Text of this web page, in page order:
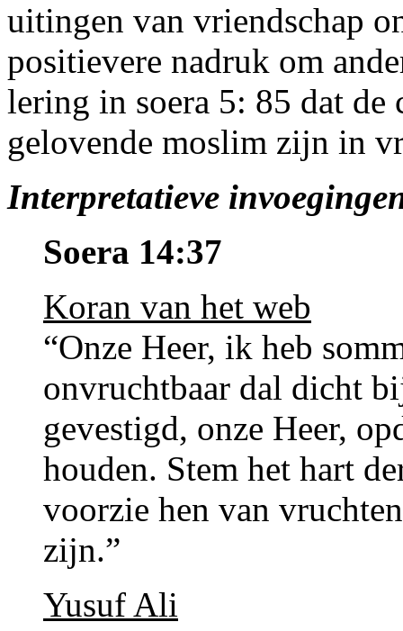
uitingen van vriendschap
positievere nadruk om
lering in soera 5: 85 dat de
gelovende moslim zijn in
Interpretatieve
Soera 14:37
Koran van het web
“Onze Heer, ik heb
onvruchtbaar dal dicht
gevestigd, onze Heer,
houden. Stem het hart
voorzie hen van
zijn.”
Yusuf Ali